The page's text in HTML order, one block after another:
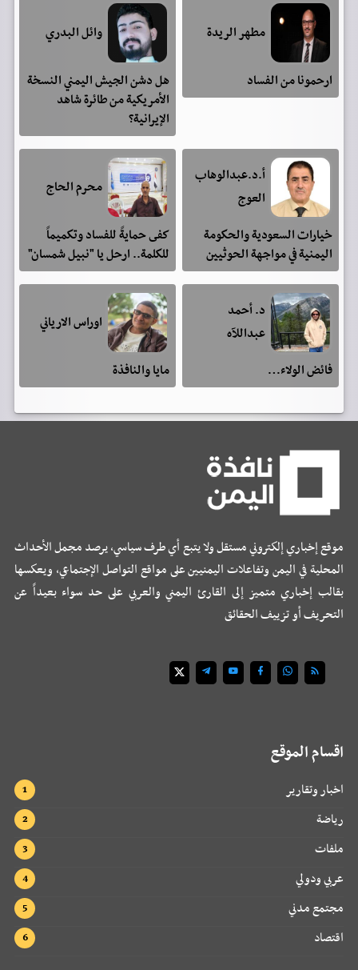
مطهر الريدة
ارحمونا من الفساد
وائل البدري
هل دشن الجيش اليمني النسخة
الأمريكية من طائرة شاهد
الإيرانية؟
أ.د.عبدالوهاب
العوج
خيارات السعودية والحكومة
اليمنية في مواجهة الحوثيين
محرم الحاج
كفى حمايةً للفساد وتكميماً
للكلمة.. ارحل يا "نبيل شمسان"
د. أحمد
عبداللآه
فائض الولاء…
اوراس الارياني
مايا والنافذة
موقع إخباري إلكتروني مستقل ولا يتبع أي طرف سياسي، يرصد مجمل الأحداث
المحلية في اليمن وتفاعلات اليمنيين على مواقع التواصل الإجتماعي، ويعكسها
بقالب إخباري متميز إلى القارئ اليمني والعربي على حد سواء بعيداً عن
التحريف أو تزييف الحقائق
اقسام الموقع
اخبار وتقارير
رياضة
ملفات
عربي ودولي
مجتمع مدني
اقتصاد